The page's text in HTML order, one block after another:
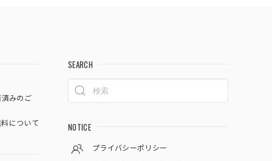
みのご
について
SEARCH
NOTICE
プライバシーポリシー